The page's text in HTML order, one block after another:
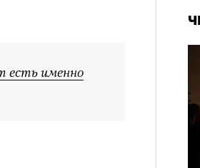
есть именно